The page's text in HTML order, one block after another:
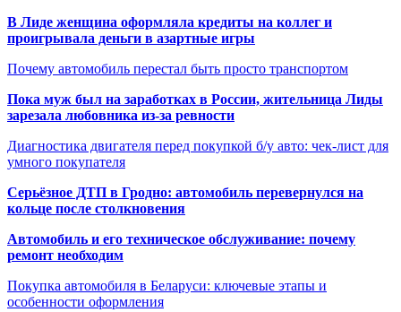
В Лиде женщина оформляла кредиты на коллег и
проигрывала деньги в азартные игры
Почему автомобиль перестал быть просто транспортом
Пока муж был на заработках в России, жительница Лиды
зарезала любовника из-за ревности
Диагностика двигателя перед покупкой б/у авто: чек-лист для
умного покупателя
Серьёзное ДТП в Гродно: автомобиль перевернулся на
кольце после столкновения
Автомобиль и его техническое обслуживание: почему
ремонт необходим
Покупка автомобиля в Беларуси: ключевые этапы и
особенности оформления